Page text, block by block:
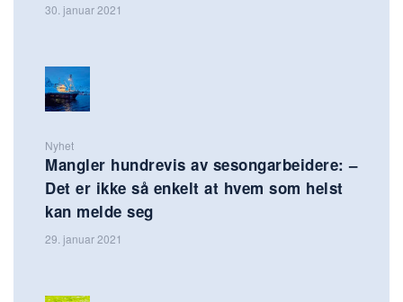
30. januar 2021
Nyhet
Mangler hundrevis av sesongarbeidere: –
Det er ikke så enkelt at hvem som helst
kan melde seg
29. januar 2021